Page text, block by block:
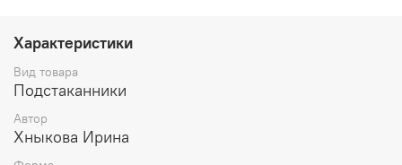
Характеристики
Вид товара
Подстаканники
Автор
Хныкова Ирина